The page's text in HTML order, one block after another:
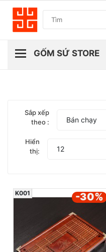
Sắp xếp
theo :
Bán chạy
Hiển
thị:
12
K001 -30%